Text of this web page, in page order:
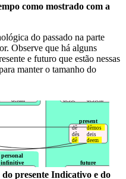
como mostrado com a
do passado na parte
Observe que há alguns
e futuro que estão nessas
manter o tamanho do
presente Indicativo e do